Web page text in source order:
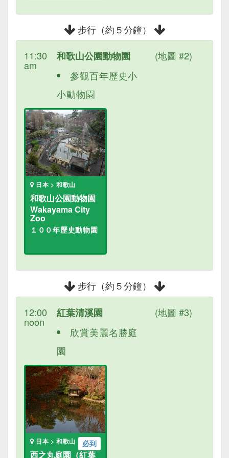
步行（約５分鐘）
11:30
am
和歌山公園動物園
參觀百年歷史小
小動物園
(地圖 #2)
日本 > 和歌山
和歌山公園動物園
Wakayama City
Zoo
１００年歷史動物園
步行（約５分鐘）
12:00
noon
紅葉清溪園
欣賞美麗名勝庭
園
(地圖 #3)
必到
日本 > 和歌山
西之丸庭園（紅葉